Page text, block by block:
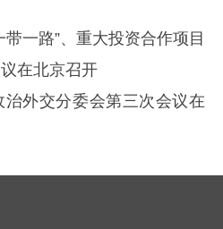
带一路”、重大投资合作项目
在北京召开
治外交分委会第三次会议在